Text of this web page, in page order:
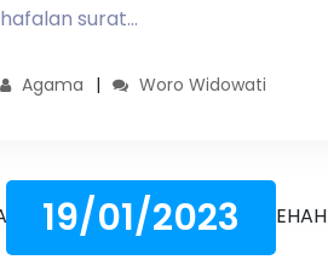
hafalan surat...
Agama Woro Widowati
19/01/2023